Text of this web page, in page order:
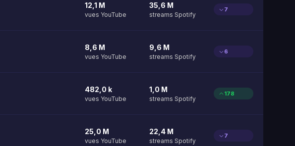
12,1 M
vues YouTube
35,6 M
streams Spotify
7
8,6 M
vues YouTube
9,6 M
streams Spotify
6
482,0 k
vues YouTube
1,0 M
streams Spotify
178
25,0 M
vues YouTube
22,4 M
streams Spotify
7